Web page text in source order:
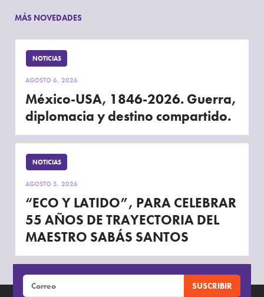
MÁS NOVEDADES
NOTICIAS
AGOSTO 6, 2026
México-USA, 1846-2026. Guerra,
diplomacia y destino compartido.
NOTICIAS
AGOSTO 5, 2026
“ECO Y LATIDO”, PARA CELEBRAR
55 AÑOS DE TRAYECTORIA DEL
MAESTRO SABÁS SANTOS